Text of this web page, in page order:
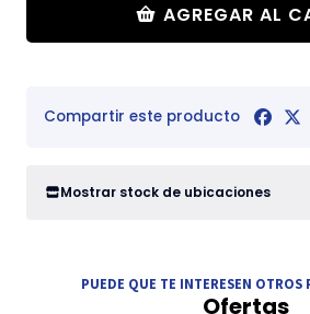
AGREGAR AL
Compartir este producto
Mostrar stock de ubicaciones
PUEDE QUE TE INTERESEN OTROS
Ofertas